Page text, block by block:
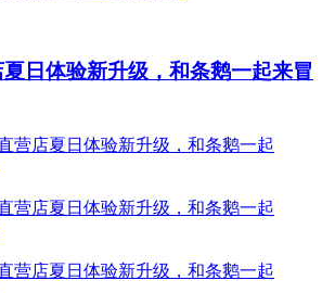
日体验新升级，和条鹅一起来冒